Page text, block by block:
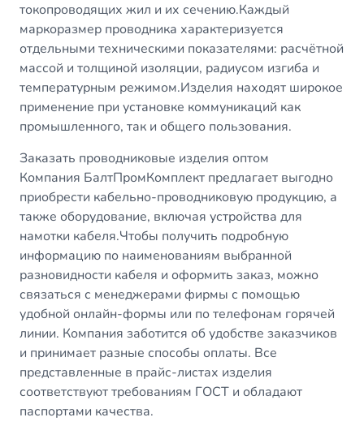
токопроводящих жил и их сечению.Каждый
маркоразмер проводника характеризуется
отдельными техническими показателями: расчётной
массой и толщиной изоляции, радиусом изгиба и
температурным режимом.Изделия находят широкое
применение при установке коммуникаций как
промышленного, так и общего пользования.
Заказать проводниковые изделия оптом
Компания БалтПромКомплект предлагает выгодно
приобрести кабельно-проводниковую продукцию, а
также оборудование, включая устройства для
намотки кабеля.Чтобы получить подробную
информацию по наименованиям выбранной
разновидности кабеля и оформить заказ, можно
связаться с менеджерами фирмы с помощью
удобной онлайн-формы или по телефонам горячей
линии. Компания заботится об удобстве заказчиков
и принимает разные способы оплаты. Все
представленные в прайс-листах изделия
соответствуют требованиям ГОСТ и обладают
паспортами качества.